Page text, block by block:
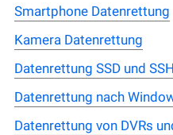
Smartphone Datenrettung
Kamera Datenrettung
Datenrettung SSD und
Datenrettung nach
Datenrettung von DVRs